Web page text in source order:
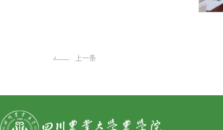
上一条